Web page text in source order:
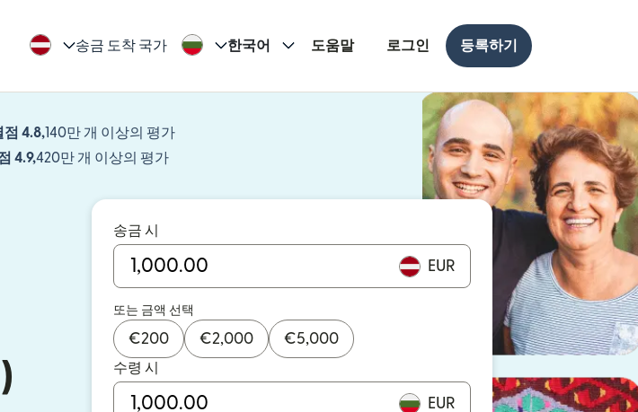
송금 도착 국가 한국어 도움말 로그인 등록하기
4.8,140만 개 이상의 평가
4.9,420만 개 이상의 평가
송금 시
EUR
또는 금액 선택
€200 €2,000 €5,000
수령 시
EUR